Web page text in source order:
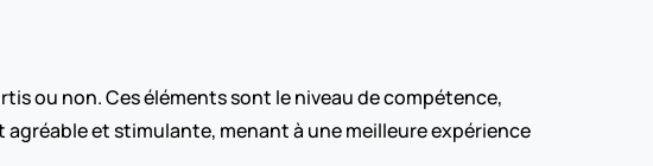
ou non. Ces éléments sont le niveau de compétence,
agréable et stimulante, menant à une meilleure expérience